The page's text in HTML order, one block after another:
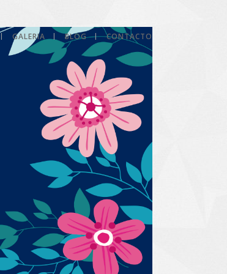
GALERIA BLOG CONTACTO